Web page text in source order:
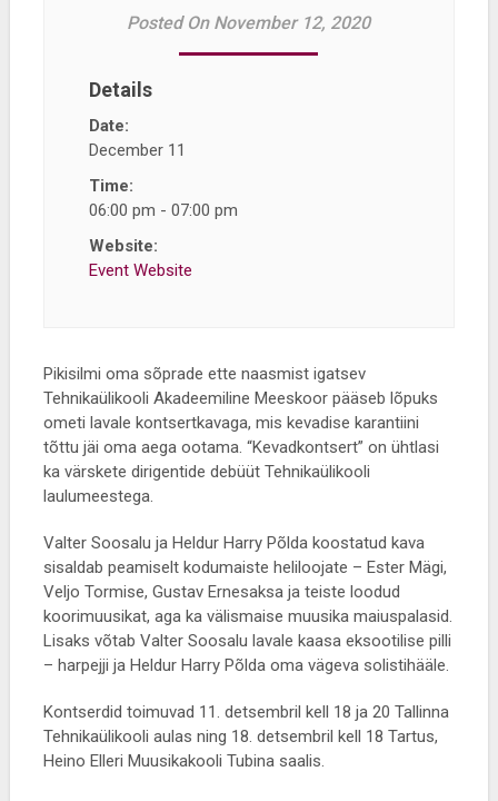
Posted On November 12, 2020
Details
Date:
December 11
Time:
06:00 pm - 07:00 pm
Website:
Event Website
Pikisilmi oma sõprade ette naasmist igatsev
Tehnikaülikooli Akadeemiline Meeskoor pääseb lõpuks
ometi lavale kontsertkavaga, mis kevadise karantiini
tõttu jäi oma aega ootama. “Kevadkontsert” on ühtlasi
ka värskete dirigentide debüüt Tehnikaülikooli
laulumeestega.
Valter Soosalu ja Heldur Harry Põlda koostatud kava
sisaldab peamiselt kodumaiste heliloojate – Ester Mägi,
Veljo Tormise, Gustav Ernesaksa ja teiste loodud
koorimuusikat, aga ka välismaise muusika maiuspalasid.
Lisaks võtab Valter Soosalu lavale kaasa eksootilise pilli
– harpejji ja Heldur Harry Põlda oma vägeva solistihääle.
Kontserdid toimuvad 11. detsembril kell 18 ja 20 Tallinna
Tehnikaülikooli aulas ning 18. detsembril kell 18 Tartus,
Heino Elleri Muusikakooli Tubina saalis.